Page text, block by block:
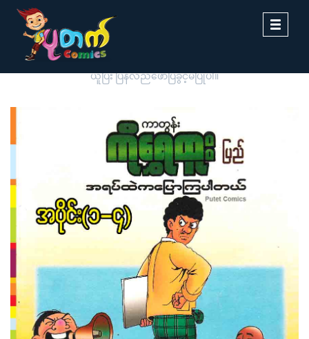
Toggle
ပုတက်ကာတွန်းမှ မူပိုင်စီစဉ်တင်ဆက်ထားခြင်းဖြစ်ပါသည်။ တစ်ဆင့်ကူး
ယူပြီး ပြန်လည်ဖော်ပြခွင့်မပြုပါ။